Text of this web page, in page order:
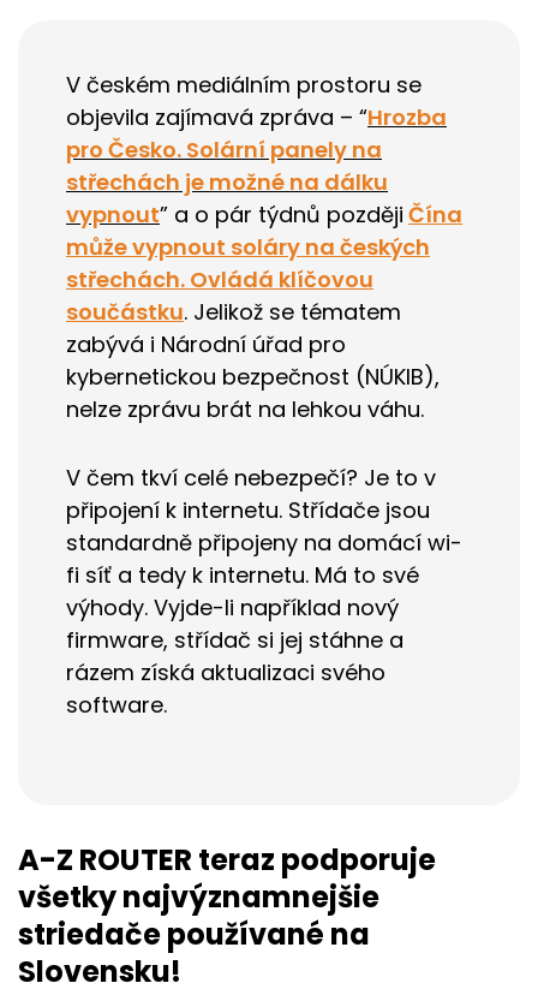
V českém mediálním prostoru se
objevila zajímavá zpráva – “Hrozba
pro Česko. Solární panely na
střechách je možné na dálku
vypnout” a o pár týdnů později Čína
může vypnout soláry na českých
střechách. Ovládá klíčovou
součástku. Jelikož se tématem
zabývá i Národní úřad pro
kybernetickou bezpečnost (NÚKIB),
nelze zprávu brát na lehkou váhu.
V čem tkví celé nebezpečí? Je to v
připojení k internetu. Střídače jsou
standardně připojeny na domácí wi-
fi síť a tedy k internetu. Má to své
výhody. Vyjde-li například nový
firmware, střídač si jej stáhne a
rázem získá aktualizaci svého
software.
A-Z ROUTER teraz podporuje
všetky najvýznamnejšie
striedače používané na
Slovensku!